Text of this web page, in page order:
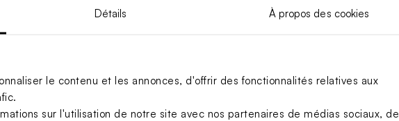
Détails À propos des cookies
le contenu et les annonces, d'offrir des fonctionnalités relatives aux
sur l'utilisation de notre site avec nos partenaires de médias sociaux, de